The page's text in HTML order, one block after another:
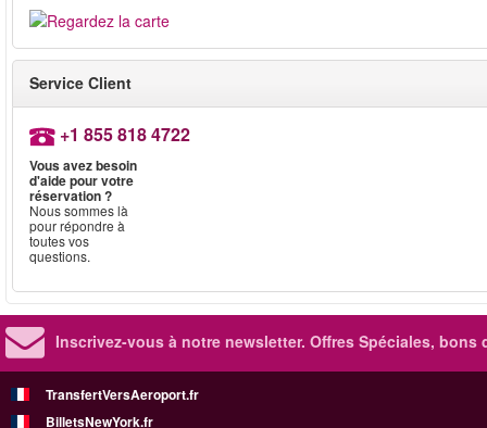
Service Client
+1 855 818 4722
Vous avez besoin
d'aide pour votre
réservation ?
Nous sommes là
pour répondre à
toutes vos
questions.
Inscrivez-vous à notre newsletter. Offres Spéciales, bons
TransfertVersAeroport.fr
BilletsNewYork.fr